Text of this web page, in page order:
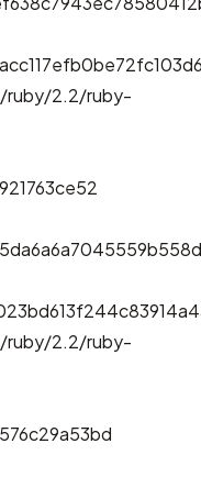
ruby/2.2/ruby-
ruby/2.2/ruby-